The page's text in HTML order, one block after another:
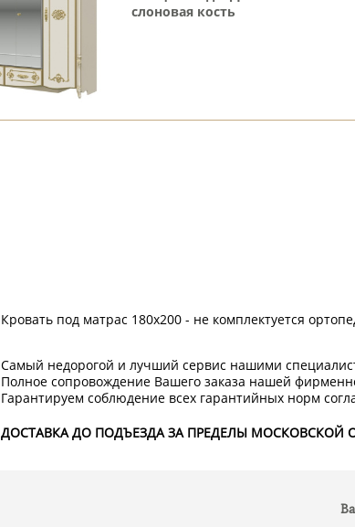
слоновая кость
Кровать под матрас 180х200 - не комплектуется
Самый недорогой и лучший сервис нашими
Полное сопровождение Вашего заказа нашей
Гарантируем соблюдение всех гарантийных норм
ДОСТАВКА ДО ПОДЪЕЗДА ЗА ПРЕДЕЛЫ МОСКОВСКОЙ